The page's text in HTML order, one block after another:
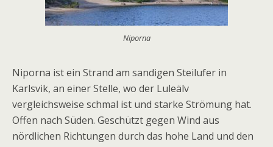
Niporna
Niporna ist ein Strand am sandigen Steilufer in
Karlsvik, an einer Stelle, wo der Luleälv
vergleichsweise schmal ist und starke Strömung hat.
Offen nach Süden. Geschützt gegen Wind aus
nördlichen Richtungen durch das hohe Land und den